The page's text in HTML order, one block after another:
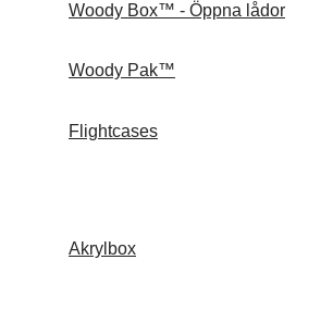
Woody Box™ - Öppna lådor
Woody Pak™
Flightcases
Akrylbox